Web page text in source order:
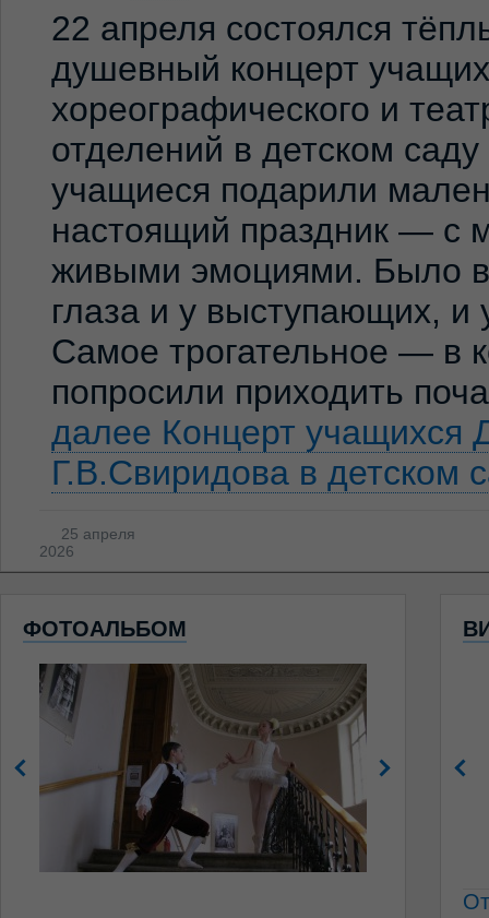
22 апреля состоялся
душевный концерт
хореографического и
отделений в детском
учащиеся подарили
настоящий праздник — с
живыми эмоциями. Было
глаза и у выступающих,
Самое трогательное — в
попросили приходить
далее Концерт
Г.В.Свиридова в детском
25 апреля
2026
ФОТОАЛЬБОМ